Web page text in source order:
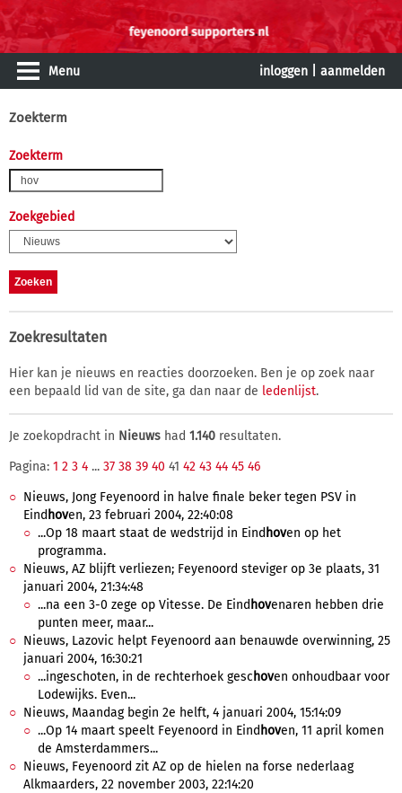
Menu inloggen aanmelden
Zoekterm
Zoekterm
Zoekgebied
Zoekresultaten
Hier kan je nieuws en reacties doorzoeken. Ben je op zoek naar
een bepaald lid van de site, ga dan naar de ledenlijst.
Je zoekopdracht in Nieuws had 1.140 resultaten.
Pagina: 1 2 3 4 ... 37 38 39 40 41 42 43 44 45 46
Nieuws, Jong Feyenoord in halve finale beker tegen PSV in
Eind hoven, 23 februari 2004, 22:40:08
...Op 18 maart staat de wedstrijd in Eind hoven op het
programma.
Nieuws, AZ blijft verliezen; Feyenoord steviger op 3e plaats, 31
januari 2004, 21:34:48
...na een 3-0 zege op Vitesse. De Eind hovenaren hebben drie
punten meer, maar...
Nieuws, Lazovic helpt Feyenoord aan benauwde overwinning, 25
januari 2004, 16:30:21
...ingeschoten, in de rechterhoek gesc hoven onhoudbaar voor
Lodewijks. Even...
Nieuws, Maandag begin 2e helft, 4 januari 2004, 15:14:09
...Op 14 maart speelt Feyenoord in Eind hoven, 11 april komen
de Amsterdammers...
Nieuws, Feyenoord zit AZ op de hielen na forse nederlaag
Alkmaarders, 22 november 2003, 22:14:20